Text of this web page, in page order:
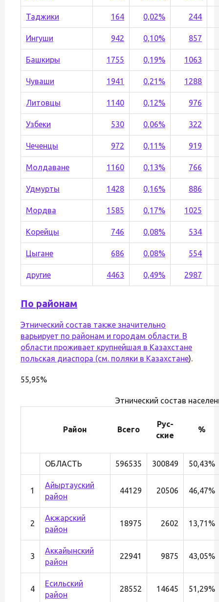
Таджики 164 0,02% 244
Ингуши 942 0,10% 857
Башкиры 1755 0,19% 1063
Чуваши 1941 0,21% 1288
Литовцы 1140 0,12% 976
Узбеки 530 0,06% 322
Чеченцы 972 0,11% 919
Молдаване 1160 0,13% 766
Удмурты 1428 0,16% 886
Мордва 1585 0,17% 1025
Корейцы 746 0,08% 534
Цыгане 686 0,08% 554
другие 4463 0,49% 2987
По районам
Этнический состав также значительно
варьирует по районам и городам области. В
области проживает крупнейшая в Казахстане
польская диаспора (см. поляки в Казахстане).
55,95%
Этнический состав
Район Всего
Рус-
ские
%
ОБЛАСТЬ 596535 300849 50,43%
1
Айыртауский
район
44129 20506 46,47%
2
Акжарский
район
18975 2602 13,71%
3
Аккайынский
район
22941 9875 43,05%
4
Есильский
район
28552 14645 51,29%